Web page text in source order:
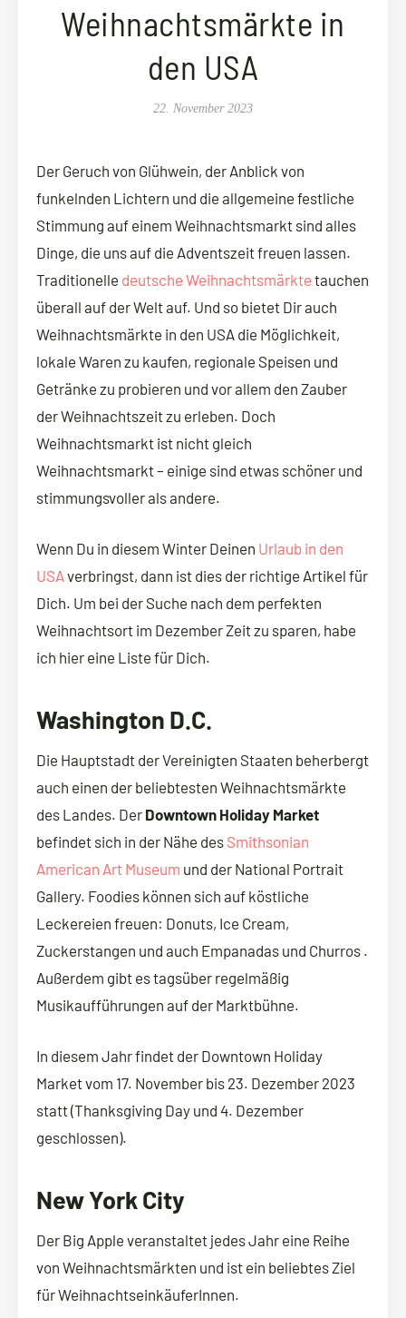
Weihnachtsmärkte in
den USA
22. November 2023
Der Geruch von Glühwein, der Anblick von
funkelnden Lichtern und die allgemeine festliche
Stimmung auf einem Weihnachtsmarkt sind alles
Dinge, die uns auf die Adventszeit freuen lassen.
Traditionelle deutsche Weihnachtsmärkte tauchen
überall auf der Welt auf. Und so bietet Dir auch
Weihnachtsmärkte in den USA die Möglichkeit,
lokale Waren zu kaufen, regionale Speisen und
Getränke zu probieren und vor allem den Zauber
der Weihnachtszeit zu erleben. Doch
Weihnachtsmarkt ist nicht gleich
Weihnachtsmarkt – einige sind etwas schöner und
stimmungsvoller als andere.
Wenn Du in diesem Winter Deinen Urlaub in den
USAverbringst, dann ist dies der richtige Artikel für
Dich. Um bei der Suche nach dem perfekten
Weihnachtsort im Dezember Zeit zu sparen, habe
ich hier eine Liste für Dich.
Washington D.C.
Die Hauptstadt der Vereinigten Staaten beherbergt
auch einen der beliebtesten Weihnachtsmärkte
des Landes. Der Downtown Holiday Market
befindet sich in der Nähe des Smithsonian
American Art Museum und der National Portrait
Gallery. Foodies können sich auf köstliche
Leckereien freuen: Donuts, Ice Cream,
Zuckerstangen und auch Empanadas und Churros .
Außerdem gibt es tagsüber regelmäßig
Musikaufführungen auf der Marktbühne.
In diesem Jahr findet der Downtown Holiday
Market vom 17. November bis 23. Dezember 2023
statt (Thanksgiving Day und 4. Dezember
geschlossen).
New York City
Der Big Apple veranstaltet jedes Jahr eine Reihe
von Weihnachtsmärkten und ist ein beliebtes Ziel
für WeihnachtseinkäuferInnen.